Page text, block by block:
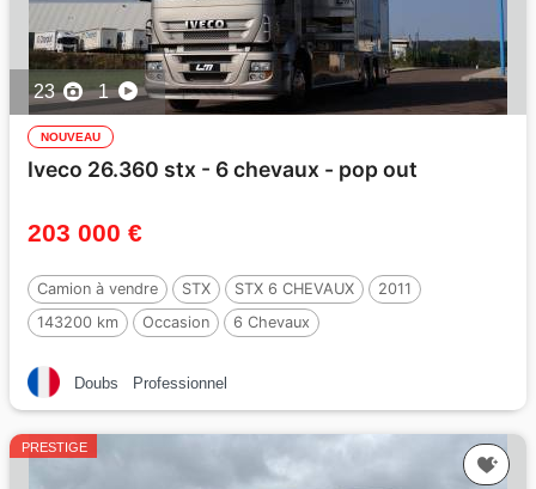
23 1
NOUVEAU
Iveco 26.360 stx - 6 chevaux - pop out
203 000 €
Camion à vendre STX STX 6 CHEVAUX
2011
143200 km
Occasion 6 Chevaux
Doubs Professionnel
PRESTIGE